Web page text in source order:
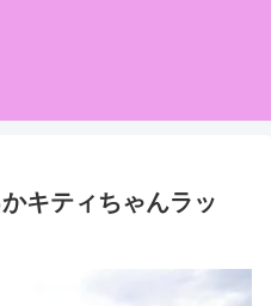
キティちゃんラッ